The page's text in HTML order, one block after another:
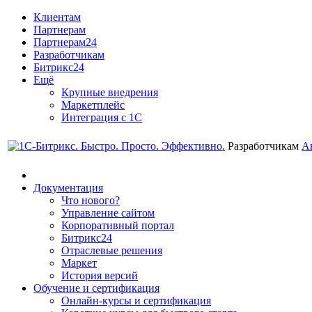
Клиентам
Партнерам
Партнерам24
Разработчикам
Битрикс24
Ещё
Крупные внедрения
Маркетплейс
Интеграция с 1С
Разработчикам
Документация
Что нового?
Управление сайтом
Корпоративный портал
Битрикс24
Отраслевые решения
Маркет
История версий
Обучение и сертификация
Онлайн-курсы и сертификация